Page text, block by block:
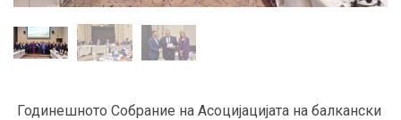
Годинешното Собрание на Асоцијацијата на балкански